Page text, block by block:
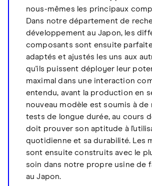
nous-mêmes les principaux
Dans notre département de
développement au Japon, les
composants sont ensuite
adaptés et ajustés les uns aux
qu'ils puissent déployer leur
maximal dans une interaction
entendu, avant la production en
nouveau modèle est soumis à de
tests de longue durée, au cours
doit prouver son aptitude à
quotidienne et sa durabilité. Les
sont ensuite construits avec le
soin dans notre propre usine de
au Japon.